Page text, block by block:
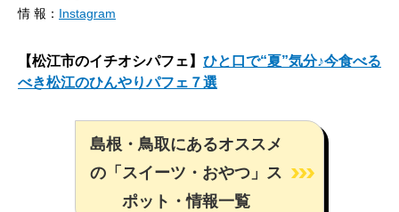
情 報： Instagram
【松江市のイチオシパフェ】 ひと口で“夏”気分♪今食べる
べき松江のひんやりパフェ７選
島根・鳥取にあるオススメ
の「スイーツ・おやつ」ス
ポット・情報一覧